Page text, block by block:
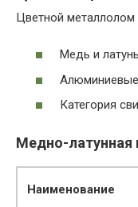
Цветной металлолом
Медь и
Категория
Медно-латунная
Наименование